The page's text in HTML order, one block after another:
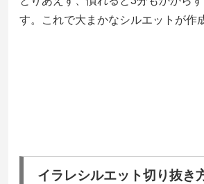
す。これで大まかなシルエットが作
イラレシルエット切り抜き